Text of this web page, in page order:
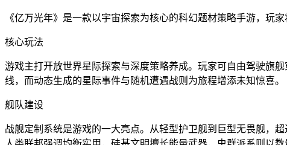
《亿万光年》是一款以宇宙探索为核心的科幻题材策略手游，玩
核心玩法
游戏主打开放世界星际探索与深度策略养成。玩家可自由驾驶旗
线，而动态生成的星际事件与随机遭遇战则为旅程增添未知惊喜。
舰队建设
战舰定制系统是游戏的一大亮点。从轻型护卫舰到巨型无畏舰，